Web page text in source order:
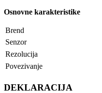
Osnovne karakteristike
Brend
Senzor
Rezolucija
Povezivanje
DEKLARACIJA